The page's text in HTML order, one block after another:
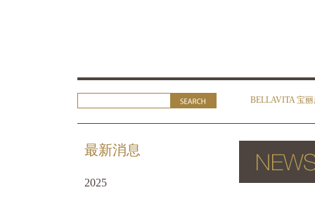
BELLAVITA 宝
最新消息
2025